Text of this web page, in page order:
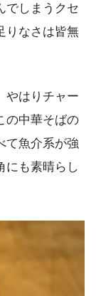
でしまうクセ
りなさは皆無
やはりチャー
の中華そばの
て魚介系が強
にも素晴らし